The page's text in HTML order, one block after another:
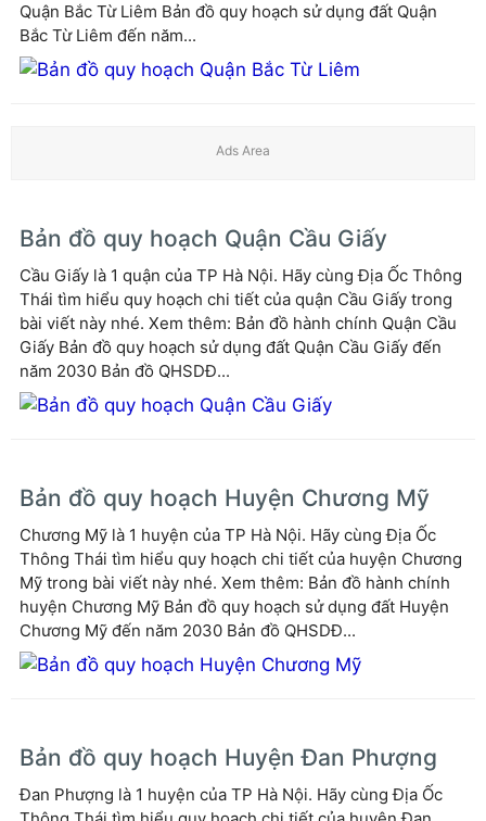
Quận Bắc Từ Liêm Bản đồ quy hoạch sử dụng đất Quận
Bắc Từ Liêm đến năm...
Bản đồ quy hoạch Quận Cầu Giấy
Cầu Giấy là 1 quận của TP Hà Nội. Hãy cùng Địa Ốc Thông
Thái tìm hiểu quy hoạch chi tiết của quận Cầu Giấy trong
bài viết này nhé. Xem thêm: Bản đồ hành chính Quận Cầu
Giấy Bản đồ quy hoạch sử dụng đất Quận Cầu Giấy đến
năm 2030 Bản đồ QHSDĐ...
Bản đồ quy hoạch Huyện Chương Mỹ
Chương Mỹ là 1 huyện của TP Hà Nội. Hãy cùng Địa Ốc
Thông Thái tìm hiểu quy hoạch chi tiết của huyện Chương
Mỹ trong bài viết này nhé. Xem thêm: Bản đồ hành chính
huyện Chương Mỹ Bản đồ quy hoạch sử dụng đất Huyện
Chương Mỹ đến năm 2030 Bản đồ QHSDĐ...
Bản đồ quy hoạch Huyện Đan Phượng
Đan Phượng là 1 huyện của TP Hà Nội. Hãy cùng Địa Ốc